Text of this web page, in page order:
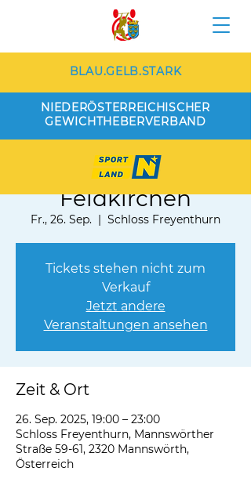
BLAU.GELB.STARK
NIEDERÖSTERREICHISCHER
GEWICHTHEBERVERBAND
Schwechat vs.
Feldkirchen
Fr., 26. Sep.
  |
Schloss Freyenthurn
Tickets stehen nicht zum
Verkauf
Jetzt andere
Veranstaltungen ansehen
Zeit & Ort
26. Sep. 2025, 19:00 – 23:00
Schloss Freyenthurn, Mannswörther
Straße 59-61, 2320 Mannswörth,
Österreich